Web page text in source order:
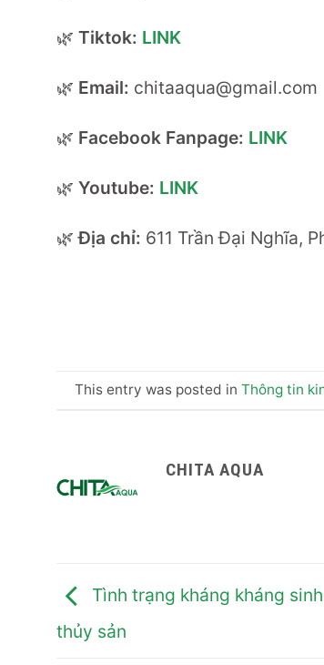
🌿 Tiktok: LINK
🌿 Email: chitaaqua@gmail.com
🌿 Facebook Fanpage: LINK
🌿 Youtube: LINK
🌿 Địa chỉ: 611 Trần Đại Nghĩa,
This entry was posted in Thông tin
CHITA AQUA
Tình trạng kháng kháng
thủy sản